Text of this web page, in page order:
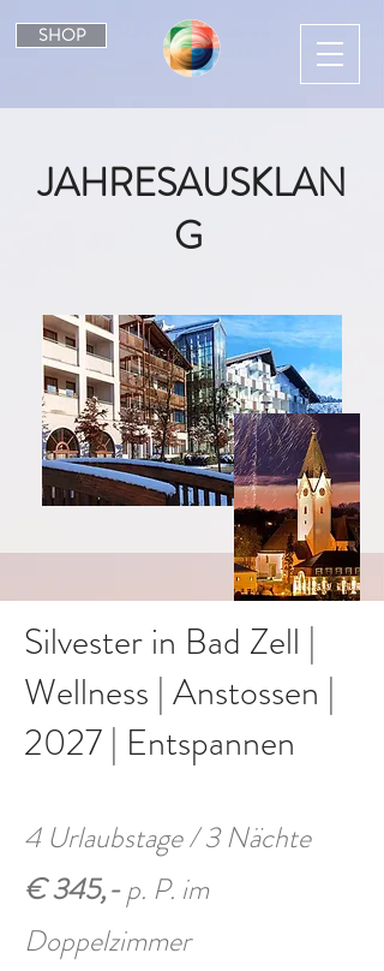
SHOP
JAHRESAUSKLAN
G
Silvester in Bad Zell |
Wellness | Anstossen |
2027 | Entspannen
4 Urlaubstage / 3 Nächte
€ 345,-p. P. im
Doppelzimmer